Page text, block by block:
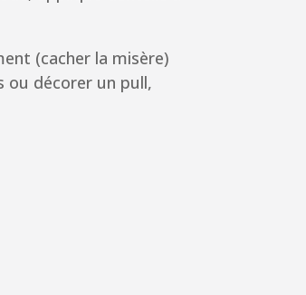
(cacher la misère)
ou décorer un pull,